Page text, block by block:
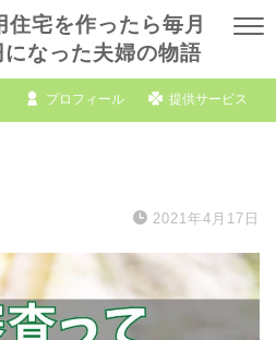
宅を作ったら毎月
なった夫婦の物語
プロフィール 提供サービス
2021年4月17日